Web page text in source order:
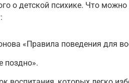
о детской психике. Что можно
«Правила поведения для
поздно».